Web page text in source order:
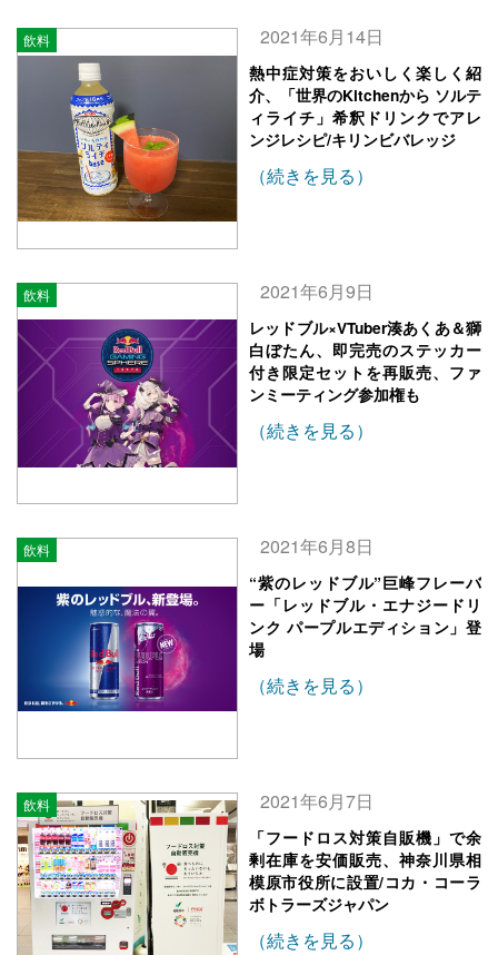
飲料 2021年6月14日
熱中症対策をおいしく楽しく紹
介、「世界のKitchenから ソルテ
ィライチ」希釈ドリンクでアレ
ンジレシピ/キリンビバレッジ
（続きを見る）
飲料 2021年6月9日
レッドブル×VTuber湊あくあ＆獅
白ぼたん、即完売のステッカー
付き限定セットを再販売、ファ
ンミーティング参加権も
（続きを見る）
飲料 2021年6月8日
“紫のレッドブル”巨峰フレーバ
ー「レッドブル・エナジードリ
ンク パープルエディション」登
場
（続きを見る）
飲料 2021年6月7日
「フードロス対策自販機」で余
剰在庫を安価販売、神奈川県相
模原市役所に設置/コカ・コーラ
ボトラーズジャパン
（続きを見る）